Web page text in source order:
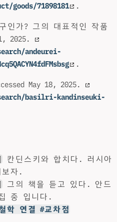
goods/71898181
.
인가? 그의 대표적인 작품
2025.
andeurei-
.
May 18, 2025.
basilri-kandinseuki-
칸딘스키와 합치다. 러시아
자.
그의 책을 듣고 있다. 안드
중 입니다.
학 연결 #교차점